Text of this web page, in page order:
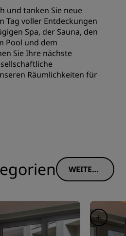
und tanken Sie neue
Tag voller Entdeckungen
Spa, der Sauna, den
Pool und dem
Sie Ihre nächste
Räumlichkeiten für
WEITERE
INFORM